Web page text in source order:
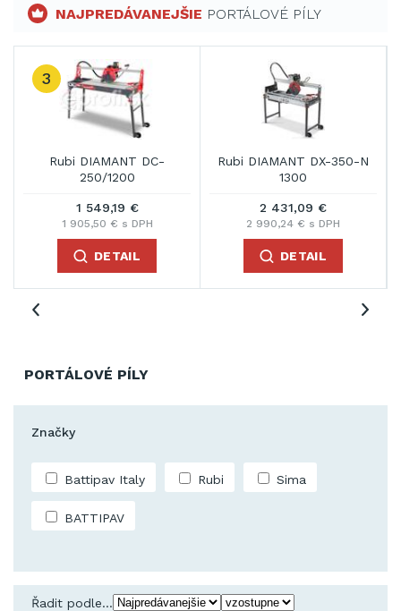
NAJPREDÁVANEJŠIE PORTÁLOVÉ PÍLY
3
Rubi DIAMANT DC-
250/1200
1 549,19 €
1 905,50 € s DPH
DETAIL
Rubi DIAMANT DX-350-N
1300
2 431,09 €
2 990,24 € s DPH
DETAIL
PORTÁLOVÉ PÍLY
Značky
Battipav Italy Rubi Sima
BATTIPAV
Řadit podle...